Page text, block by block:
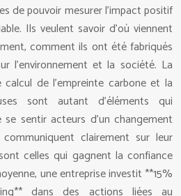
de pouvoir mesurer l’impact positif
Ils veulent savoir d’où viennent
comment ils ont été fabriqués
l’environnement et la société. La
de l’empreinte carbone et la
sont autant d’éléments qui
sentir acteurs d’un changement
clairement sur leur
celles qui gagnent la confiance
une entreprise investit **15%
dans des actions liées au